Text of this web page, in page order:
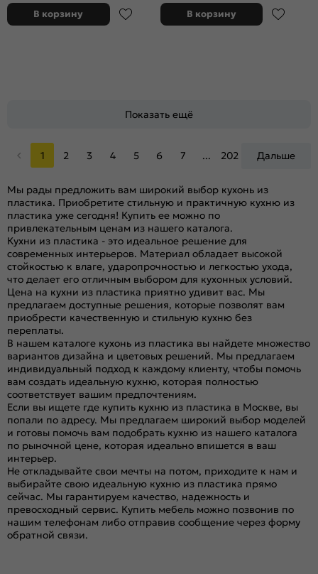
В корзину В корзину
Показать ещё
1 2 3 4 5 6 7 ... 202 Дальше
Мы рады предложить вам широкий выбор кухонь из
пластика. Приобретите стильную и практичную кухню из
пластика уже сегодня! Купить ее можно по
привлекательным ценам из нашего каталога.
Кухни из пластика - это идеальное решение для
современных интерьеров. Материал обладает высокой
стойкостью к влаге, ударопрочностью и легкостью ухода,
что делает его отличным выбором для кухонных условий.
Цена на кухни из пластика приятно удивит вас. Мы
предлагаем доступные решения, которые позволят вам
приобрести качественную и стильную кухню без
переплаты.
В нашем каталоге кухонь из пластика вы найдете множество
вариантов дизайна и цветовых решений. Мы предлагаем
индивидуальный подход к каждому клиенту, чтобы помочь
вам создать идеальную кухню, которая полностью
соответствует вашим предпочтениям.
Если вы ищете где купить кухню из пластика в Москве, вы
попали по адресу. Мы предлагаем широкий выбор моделей
и готовы помочь вам подобрать кухню из нашего каталога
по рыночной цене, которая идеально впишется в ваш
интерьер.
Не откладывайте свои мечты на потом, приходите к нам и
выбирайте свою идеальную кухню из пластика прямо
сейчас. Мы гарантируем качество, надежность и
превосходный сервис. Купить мебель можно позвонив по
нашим телефонам либо отправив сообщение через форму
обратной связи.